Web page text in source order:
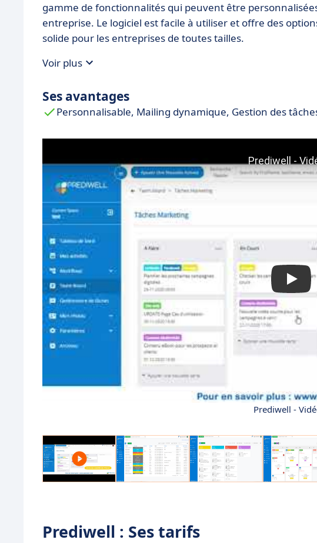
gamme de fonctionnalités qui peuvent être
entreprise. Le logiciel est facile à utiliser et offre des
solide pour les entreprises de toutes tailles.
Voir plus
Ses avantages
Personnalisable, Mailing dynamique, Gestion des
Prediwell -
Prediwell : Ses tarifs